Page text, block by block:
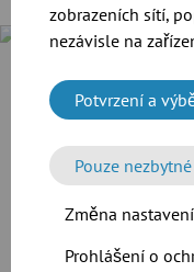
zobrazeních sítí,
nezávisle na
Potvrzení a
Pouze nezbytné
Změna nastavení
Prohlášení o
Společnost Cramer-
rozšíření své výrobní
odsávání prachu
potrubní systém JACOB.
Více informací